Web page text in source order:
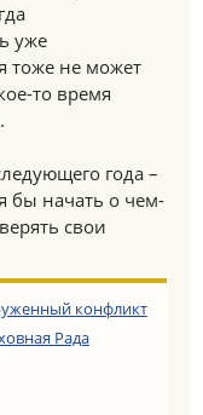
уже
тоже не может
то время
года –
бы начать о чем-
свои
конфликт
Рада